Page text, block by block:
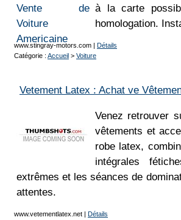
à la carte
homologation.
www.stingray-motors.com | Détails
Catégorie : Accueil > Voiture
Vetement Latex : Achat ve
Venez retrouver
vêtements et
robe latex,
intégrales
extrêmes et les séances de
attentes.
www.vetementlatex.net | Détails